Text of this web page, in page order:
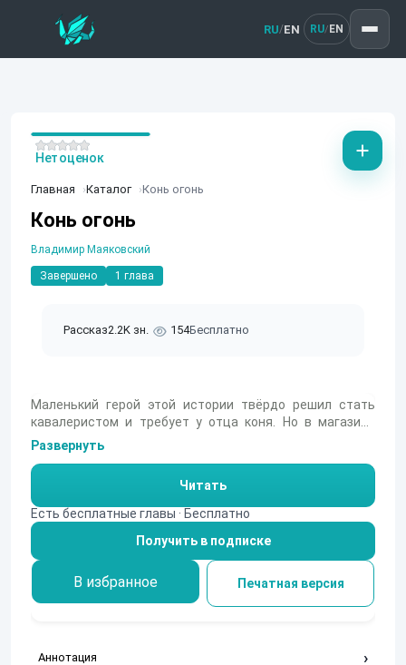
RU/EN RU/ EN
Главная Каталог Конь огонь
Конь огонь
Владимир Маяковский
Завершено 1 глава
Рассказ2.2K зн. 154Бесплатно
Нет оценок
Маленький герой этой истории твёрдо решил стать
кавалеристом и требует у отца коня. Но в магазине
игрушек лошадей не оказалось, и находчивый мальчик
вместе с папой отправляется на поиски материалов,
чтобы сделать её самому. Им предстоит обойти
мастеров и фабрики, раздобыть картон, колёса, гриву и
даже гвозди, чтобы собрать идеального скакуна.
Смогут ли они преодолеть все препятствия и создать
коня своей мечты?
Развернуть
Читать
Есть бесплатные главы · Бесплатно
Получить в подписке
В избранное Печатная версия
Аннотация